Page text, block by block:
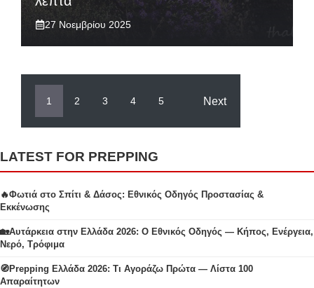
27 Νοεμβρίου 2025
1 2 3 4 5 Next
LATEST FOR PREPPING
🔥Φωτιά στο Σπίτι & Δάσος: Εθνικός Οδηγός Προστασίας &
Εκκένωσης
🏡Αυτάρκεια στην Ελλάδα 2026: Ο Εθνικός Οδηγός — Κήπος, Ενέργεια,
Νερό, Τρόφιμα
🧭Prepping Ελλάδα 2026: Τι Αγοράζω Πρώτα — Λίστα 100
Απαραίτητων